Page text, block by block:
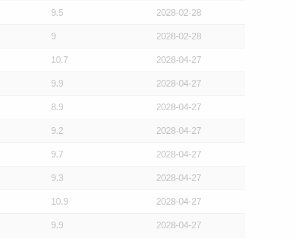
9.5 2028-02-28
9 2028-02-28
10.7 2028-04-27
9.9 2028-04-27
8.9 2028-04-27
9.2 2028-04-27
9.7 2028-04-27
9.3 2028-04-27
10.9 2028-04-27
9.9 2028-04-27